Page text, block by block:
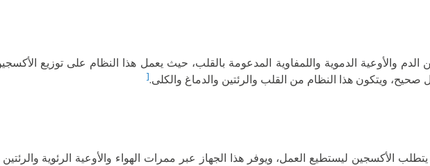
والأوعية الدموية واللمفاوية المدعومة بالقلب، حيث يعمل هذا النظام على توزيع
ويتكون هذا النظام من القلب والرئتين والدماغ والكلى.[
الأكسجين ليستطيع العمل، ويوفر هذا الجهاز عبر ممرات الهواء والأوعية الرئوية